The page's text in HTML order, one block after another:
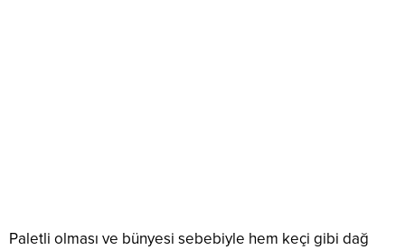
Paletli olması ve bünyesi sebebiyle hem keçi gibi dağ